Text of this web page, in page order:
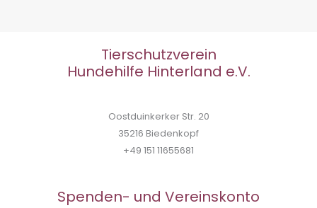
Tierschutzverein
Hundehilfe Hinterland e.V.
Oostduinkerker Str. 20
35216 Biedenkopf
+49 151 11655681
Spenden- und Vereinskonto